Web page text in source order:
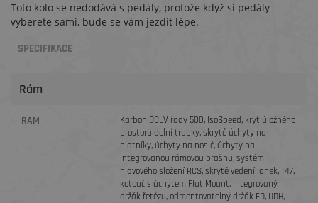
Toto kolo se nedodává s pedály, protože když si pedály
vyberete sami, bude se vám jezdit lépe.
SPECIFIKACE
Rám
RÁM
Karbon OCLV řady 500, IsoSpeed, kryt úložného
prostoru dolní trubky, skryté úchyty na
blatníky, úchyty na nosič, úchyty na
integrovanou rámovou brašnu, systém
hlavového složení RCS, skryté vedení lanek, T47,
kotouč s úchytem Flat Mount, integrovaný
držák řetězu, odmontovatelný držák FD, UDH,